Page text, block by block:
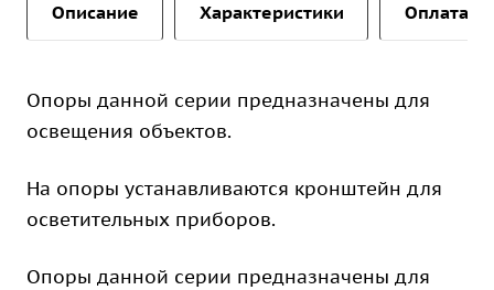
Описание Характеристики Оплата и
Опоры данной серии предназначены для
освещения объектов.
На опоры устанавливаются кронштейн для
осветительных приборов.
Опоры данной серии предназначены для